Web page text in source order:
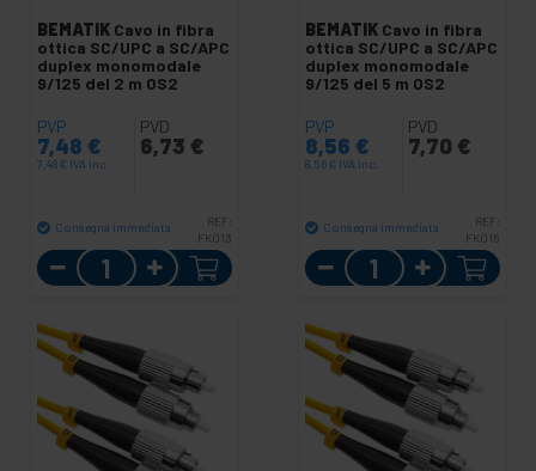
BEMATIK Cavo in fibra
ottica SC/UPC a SC/APC
duplex monomodale
9/125 del 2 m OS2
PVP
7,48 €
7,48 € IVA inc.
PVD
6,73 €
Consegna immediata
REF:
FK013
Quantità
BEMATIK Cavo in fibra
ottica SC/UPC a SC/APC
duplex monomodale
9/125 del 5 m OS2
PVP
8,56 €
8,56 € IVA inc.
PVD
7,70 €
Consegna immediata
REF:
FK015
Quantità